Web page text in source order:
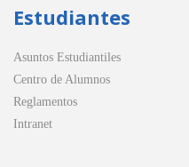
Estudiantes
Asuntos Estudiantiles
Centro de Alumnos
Reglamentos
Intranet